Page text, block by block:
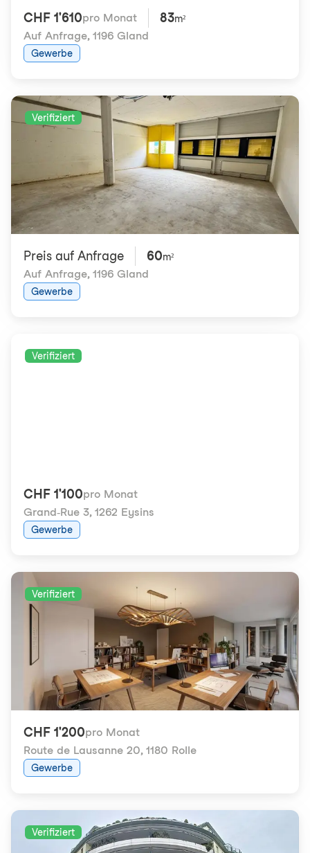
CHF 1'610pro Monat 83m²
Auf Anfrage, 1196 Gland
Gewerbe
Verifiziert
Preis auf Anfrage 60m²
Auf Anfrage, 1196 Gland
Gewerbe
Verifiziert
CHF 1'100pro Monat
Grand-Rue 3, 1262 Eysins
Gewerbe
Verifiziert
CHF 1'200pro Monat
Route de Lausanne 20, 1180 Rolle
Gewerbe
Verifiziert